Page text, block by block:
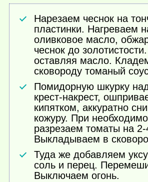
Нарезаем чеснок на
пластинки. Нагреваем
оливковое масло,
чеснок до
оставляя масло.
сковороду томаный
Помидорную шкурку
крест-накрест,
кипятком, аккуратно
кожуру. При
разрезаем томаты на 2-
Выкладываем в
Туда же добавляем
соль и перец.
Выключаем огонь.